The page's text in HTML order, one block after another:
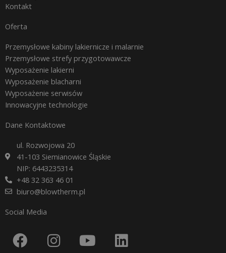
Kontakt
Oferta
Przemysłowe kabiny lakiernicze i malarnie
Przemysłowe strefy przygotowawcze
Wyposażenie lakierni
Wyposażenie blacharni
Wyposażenie serwisów
Innowacyjne technologie
Dane Kontaktowe
ul. Rozwojowa 20
41-103 Siemianowice Śląskie
NIP: 6443235314
+48 32 363 46 01
biuro@blowtherm.pl
Social Media
F
a
I
n
Y
o
L
i